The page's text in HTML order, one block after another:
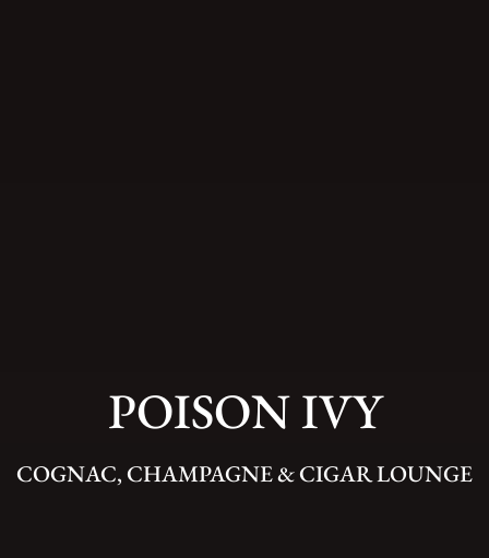
POISON IVY
COGNAC, CHAMPAGNE & CIGAR LOUNGE